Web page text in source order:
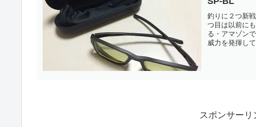
釣りに２つ新
つ目は以前に
る・アマゾン
威力を発揮し
スポンサーリ